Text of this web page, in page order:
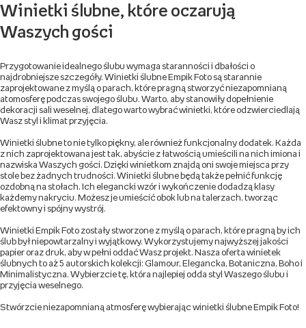
Winietki ślubne, które oczarują
Waszych gości
Przygotowanie idealnego ślubu wymaga staranności i dbałości o
najdrobniejsze szczegóły. Winietki ślubne Empik Foto są starannie
zaprojektowane z myślą o parach, które pragną stworzyć niezapomnianą
atomosferę podczas swojego ślubu. Warto, aby stanowiły dopełnienie
dekoracji sali weselnej, dlatego warto wybrać winietki, które odzwierciedlają
Wasz styl i klimat przyjęcia.
Winietki ślubne to nie tylko piękny, ale również funkcjonalny dodatek. Każda
z nich zaprojektowana jest tak, abyście z łatwością umieścili na nich imiona i
nazwiska Waszych gości. Dzięki winietkom znajdą oni swoje miejsca przy
stole bez żadnych trudności. Winietki ślubne będą także pełnić funkcję
ozdobną na stołach. Ich elegancki wzór i wykończenie dodadzą klasy
każdemy nakryciu. Możesz je umieścić obok lub na talerzach, tworząc
efektowny i spójny wystrój.
Winietki Empik Foto zostały stworzone z myślą o parach, które pragną by ich
ślub był niepowtarzalny i wyjątkowy. Wykorzystujemy najwyższej jakości
papier oraz druk, aby w pełni oddać Wasz projekt. Nasza oferta winietek
ślubnych to aż 5 autorskich kolekcji: Glamour, Elegancka, Botaniczna, Boho i
Minimalistyczna. Wybierzcie tę, która najlepiej odda styl Waszego ślubu i
przyjęcia weselnego.
Stwórzcie niezapomnianą atmosferę wybierając winietki ślubne Empik Foto!